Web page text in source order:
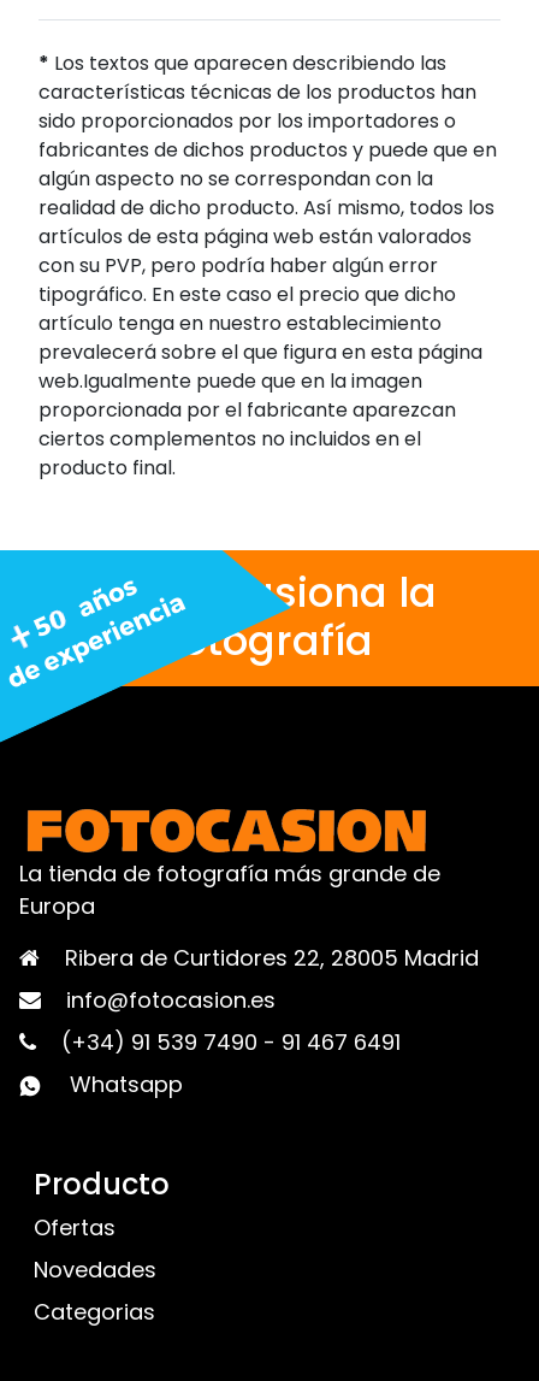
* Los textos que aparecen describiendo las
características técnicas de los productos han
sido proporcionados por los importadores o
fabricantes de dichos productos y puede que en
algún aspecto no se correspondan con la
realidad de dicho producto. Así mismo, todos los
artículos de esta página web están valorados
con su PVP, pero podría haber algún error
tipográfico. En este caso el precio que dicho
artículo tenga en nuestro establecimiento
prevalecerá sobre el que figura en esta página
web.Igualmente puede que en la imagen
proporcionada por el fabricante aparezcan
ciertos complementos no incluidos en el
producto final.
Nos apasiona la
fotografía
La tienda de fotografía más grande de
Europa
Ribera de Curtidores 22, 28005 Madrid
info@fotocasion.es
(+34) 91 539 7490 - 91 467 6491
Whatsapp
Producto
Ofertas
Novedades
Categorias